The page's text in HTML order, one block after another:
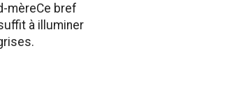
mèreCe bref
à illuminer